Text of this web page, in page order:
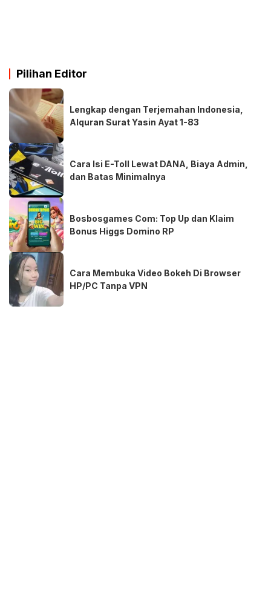
Pilihan Editor
Lengkap dengan Terjemahan Indonesia,
Alquran Surat Yasin Ayat 1-83
Cara Isi E-Toll Lewat DANA, Biaya Admin,
dan Batas Minimalnya
Bosbosgames Com: Top Up dan Klaim
Bonus Higgs Domino RP
Cara Membuka Video Bokeh Di Browser
HP/PC Tanpa VPN